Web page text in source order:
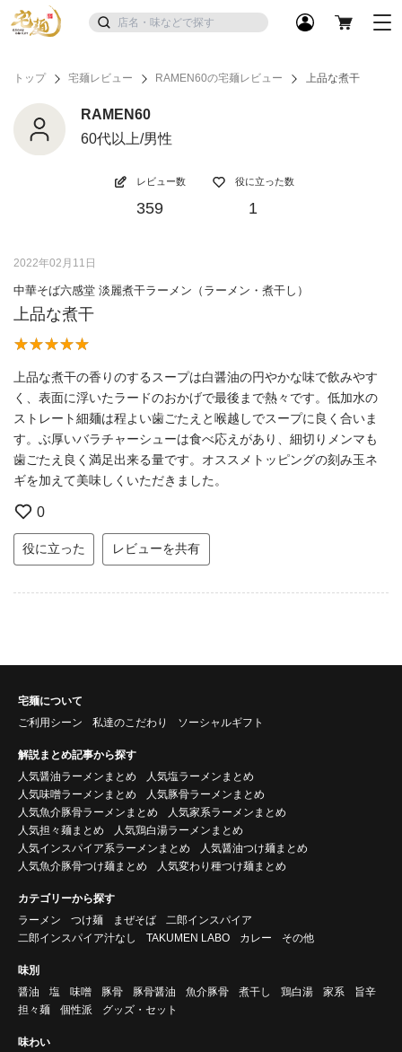
トップ 宅麺レビュー RAMEN60の宅麺レビュー 上品な煮干
RAMEN60
60代以上/男性
レビュー数
359
役に立った数
1
2022年02月11日
中華そば六感堂 淡麗煮干ラーメン（ラーメン・煮干し）
上品な煮干
上品な煮干の香りのするスープは白醤油の円やかな味で飲みやす
く、表面に浮いたラードのおかげで最後まで熱々です。低加水の
ストレート細麺は程よい歯ごたえと喉越しでスープに良く合いま
す。ぶ厚いバラチャーシューは食べ応えがあり、細切りメンマも
歯ごたえ良く満足出来る量です。オススメトッピングの刻み玉ネ
ギを加えて美味しくいただきました。
0
役に立った レビューを共有
宅麺について
ご利用シーン
私達のこだわり ソーシャルギフト
解説まとめ記事から探す
人気醤油ラーメンまとめ
人気塩ラーメンまとめ
人気味噌ラーメンまとめ
人気豚骨ラーメンまとめ
人気魚介豚骨ラーメンまとめ
人気家系ラーメンまとめ
人気担々麺まとめ
人気鶏白湯ラーメンまとめ
人気インスパイア系ラーメンまとめ
人気醤油つけ麺まとめ
人気魚介豚骨つけ麺まとめ
人気変わり種つけ麺まとめ
カテゴリーから探す
ラーメン
つけ麺 まぜそば
二郎インスパイア
二郎インスパイア汁なし
TAKUMEN LABO カレー その他
味別
醤油
塩 味噌 豚骨 豚骨醤油 魚介豚骨 煮干し 鶏白湯 家系
旨辛
担々麺
個性派 グッズ・セット
味わい